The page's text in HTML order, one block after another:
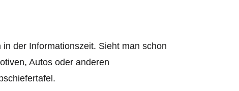
der Informationszeit. Sieht man schon
Autos oder anderen